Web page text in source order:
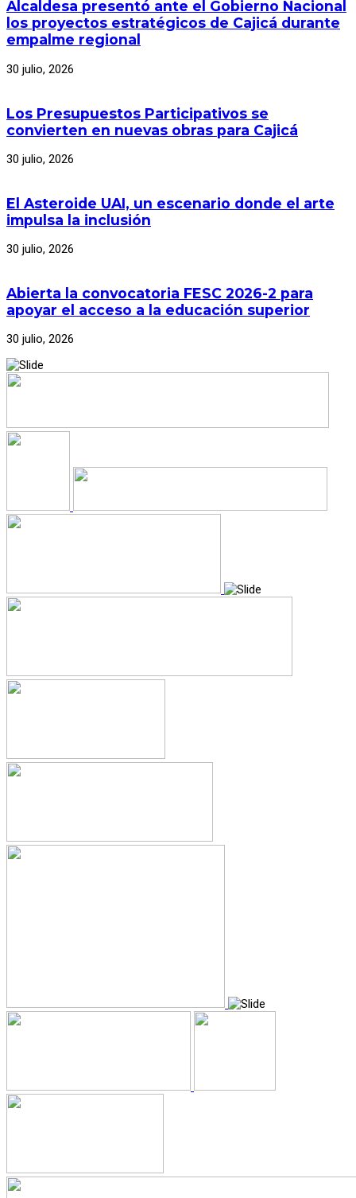
Alcaldesa presentó ante el Gobierno Nacional
los proyectos estratégicos de Cajicá durante
empalme regional
30 julio, 2026
Los Presupuestos Participativos se
convierten en nuevas obras para Cajicá
30 julio, 2026
El Asteroide UAI, un escenario donde el arte
impulsa la inclusión
30 julio, 2026
Abierta la convocatoria FESC 2026-2 para
apoyar el acceso a la educación superior
30 julio, 2026